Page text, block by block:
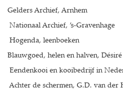
Gelders Archief, Arnhem
Nationaal Archief, ’s-Gravenhage
Hogenda, leenboeken
Blauwgoed, helen en halven,
Eendenkooi en kooibedrijf in
Achter de schermen, G.D. van der